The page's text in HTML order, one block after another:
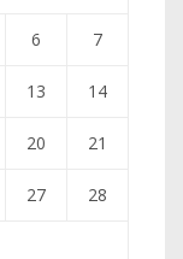
6 7
13 14
20 21
27 28